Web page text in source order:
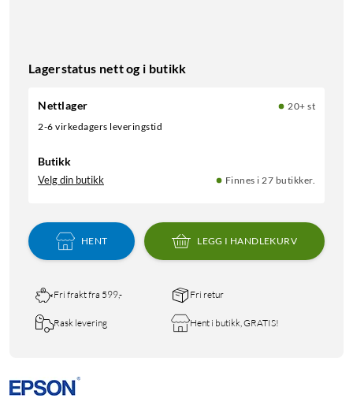
Lagerstatus nett og i butikk
Nettlager
20+ st
2-6 virkedagers leveringstid
Butikk
Velg din butikk Finnes i 27 butikker.
HENT LEGG I HANDLEKURV
Fri frakt fra 599,- Fri retur
Rask levering Hent i butikk, GRATIS!